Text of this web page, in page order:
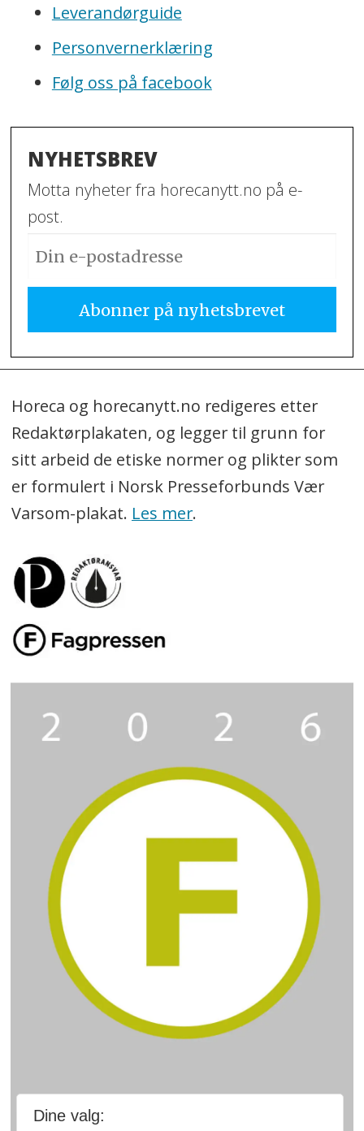
Leverandørguide
Personvernerklæring
Følg oss på facebook
NYHETSBREV
Motta nyheter fra horecanytt.no på e-
post.
Horeca og horecanytt.no redigeres etter
Redaktørplakaten, og legger til grunn for
sitt arbeid de etiske normer og plikter som
er formulert i Norsk Presseforbunds Vær
Varsom-plakat. Les mer.
Dine valg: